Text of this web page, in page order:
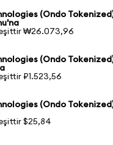
(Ondo
eşittir ₩26.073,96
(Ondo
₽1.523,56
(Ondo
$25,84